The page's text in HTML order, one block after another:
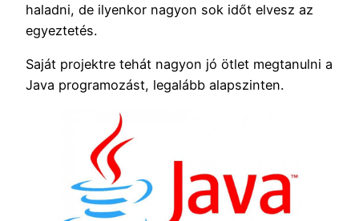
haladni, de ilyenkor nagyon sok időt elvesz az
egyeztetés.
Saját projektre tehát nagyon jó ötlet megtanulni a
Java programozást, legalább alapszinten.